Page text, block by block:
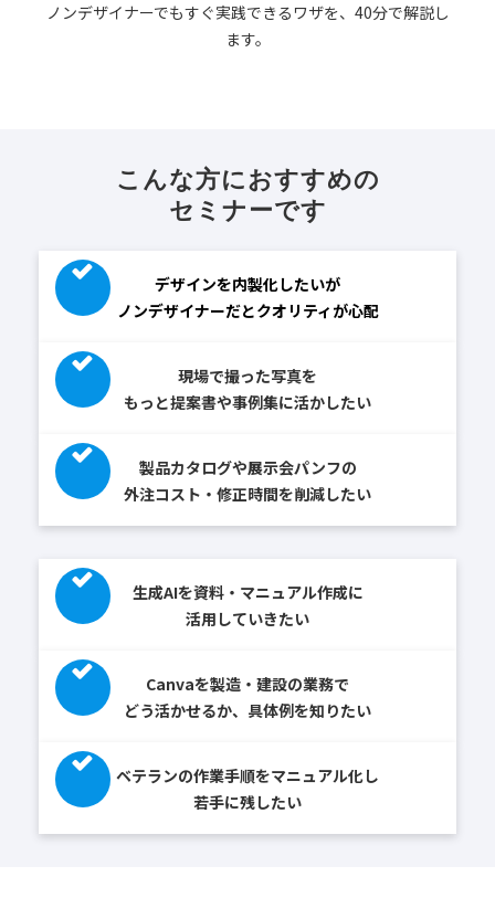
ノンデザイナーでもすぐ実践できるワザを、40分で解説し
ます。
こんな方におすすめの
セミナーです
デザインを内製化したいが
ノンデザイナーだとクオリティが心配
現場で撮った写真を
もっと提案書や事例集に活かしたい
製品カタログや展示会パンフの
外注コスト・修正時間を削減したい
生成AIを資料・マニュアル作成に
活用していきたい
Canvaを製造・建設の業務で
どう活かせるか、具体例を知りたい
ベテランの作業手順をマニュアル化し
若手に残したい